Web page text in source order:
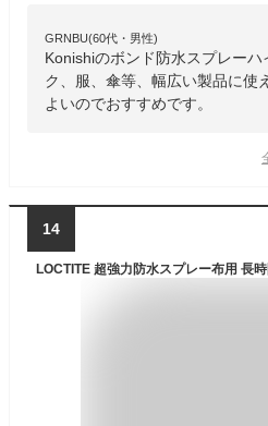
GRNBU(60代・男性)
Konishiのボンド防水スプレー
ク、服、傘等、幅広い製品に使
よいのでおすすめです。
14
LOCTITE 超強力防水スプレー布用 長